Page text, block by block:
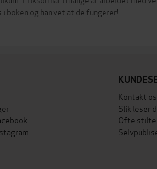
i boken og han vet at de fungerer!
Kontakt
Slik leser
Ofte stilte